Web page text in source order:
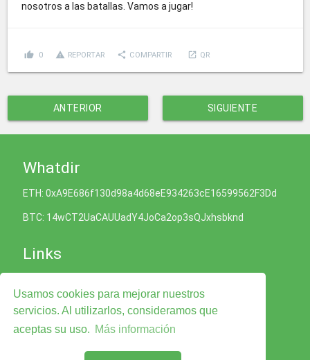
Usamos cookies para mejorar nuestros
servicios. Al utilizarlos, consideramos que
aceptas su uso. Más información
nosotros a las batallas. Vamos a jugar!
thumb_up 0 report_problem REPORTAR share COMPARTIR launch QR
ANTERIOR SIGUIENTE
Whatdir
ETH: 0xA9E686f130d98a4d68eE934263cE16599562F3Dd
BTC: 14wCT2UaCAUUadY4JoCa2op3sQJxhsbknd
Links
Política de Privacidad
Términos y condiciones del Servicio
Contáctenos